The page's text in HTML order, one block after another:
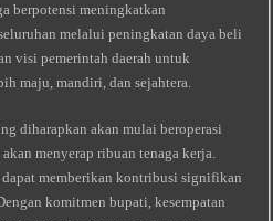
berpotensi meningkatkan
melalui peningkatan daya beli
visi pemerintah daerah untuk
maju, mandiri, dan sejahtera.
diharapkan akan mulai beroperasi
menyerap ribuan tenaga kerja.
memberikan kontribusi signifikan
komitmen bupati, kesempatan